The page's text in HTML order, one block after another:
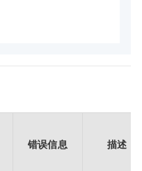
错误信息 描述